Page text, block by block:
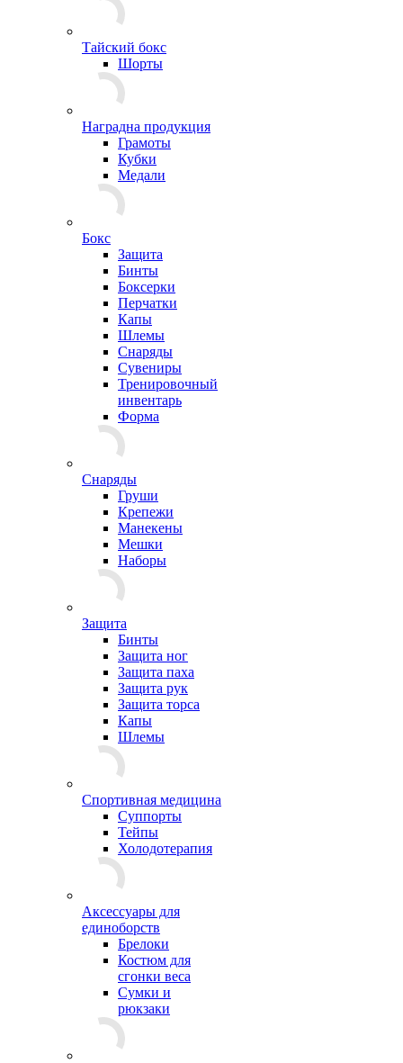
Тайский бокс
Шорты
Наградна продукция
Грамоты
Кубки
Медали
Бокс
Защита
Бинты
Боксерки
Перчатки
Капы
Шлемы
Снаряды
Сувениры
Тренировочный
инвентарь
Форма
Снаряды
Груши
Крепежи
Манекены
Мешки
Наборы
Защита
Бинты
Защита ног
Защита паха
Защита рук
Защита торса
Капы
Шлемы
Спортивная медицина
Суппорты
Тейпы
Холодотерапия
Аксессуары для
единоборств
Брелоки
Костюм для
сгонки веса
Сумки и
рюкзаки